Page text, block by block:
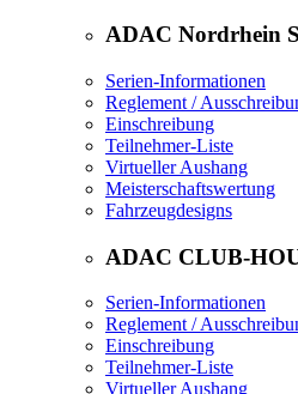
ADAC Nordrhein
Serien-Informationen
Reglement /
Einschreibung
Teilnehmer-Liste
Virtueller Aushang
Meisterschaftswertung
Fahrzeugdesigns
ADAC CLUB-
Serien-Informationen
Reglement /
Einschreibung
Teilnehmer-Liste
Virtueller Aushang